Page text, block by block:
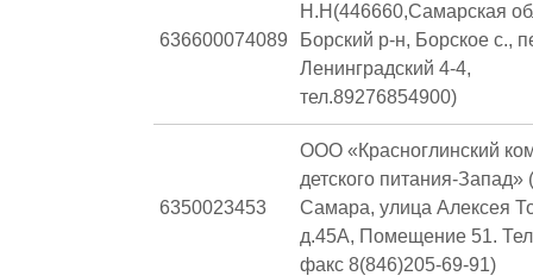
636600074089
Н.Н(446660,Самарская
Борский р-н, Борское с.,
Ленинградский 4-4,
тел.89276854900)
6350023453
ООО «Красноглинский
детского питания-Запад»
Самара, улица Алексея
д.45А, Помещение 51.
факс 8(846)205-69-91)